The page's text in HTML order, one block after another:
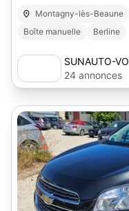
Montagny-lès-Beaune
Boîte manuelle
Berline
SUNAUTO-VO
24 annonces